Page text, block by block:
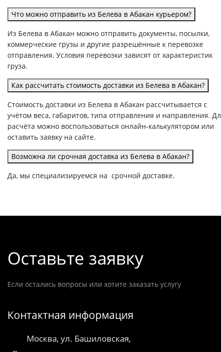
Что можно отправить из Белева в Абакан курьером?
Из Белева в Абакан можно отправить документы, посылки,
коммерческие грузы и другие разрешённые к перевозке
отправления. Условия перевозки зависят от характеристик
груза.
Как рассчитать стоимость доставки из Белева в Абакан?
Стоимость доставки из Белева в Абакан рассчитывается с
учётом веса, габаритов, типа отправления и направления.
расчёта можно воспользоваться онлайн-калькулятором или
оставить заявку на сайте.
Возможна ли срочная доставка из Белева в Абакан?
Да, мы специализируемся на срочной доставке.
Оставьте заявку
Если остались вопросы или хотите заказать услугу
Контактная информация
Москва, ул. Башиловская,